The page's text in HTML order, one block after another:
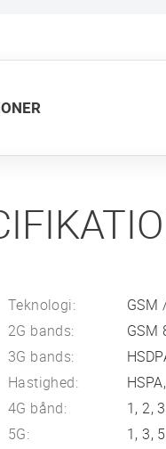
Teknologi:
GSM
2G bands:
GSM
3G bands:
Hastighed:
4G bånd:
1, 2,
5G:
1, 3,